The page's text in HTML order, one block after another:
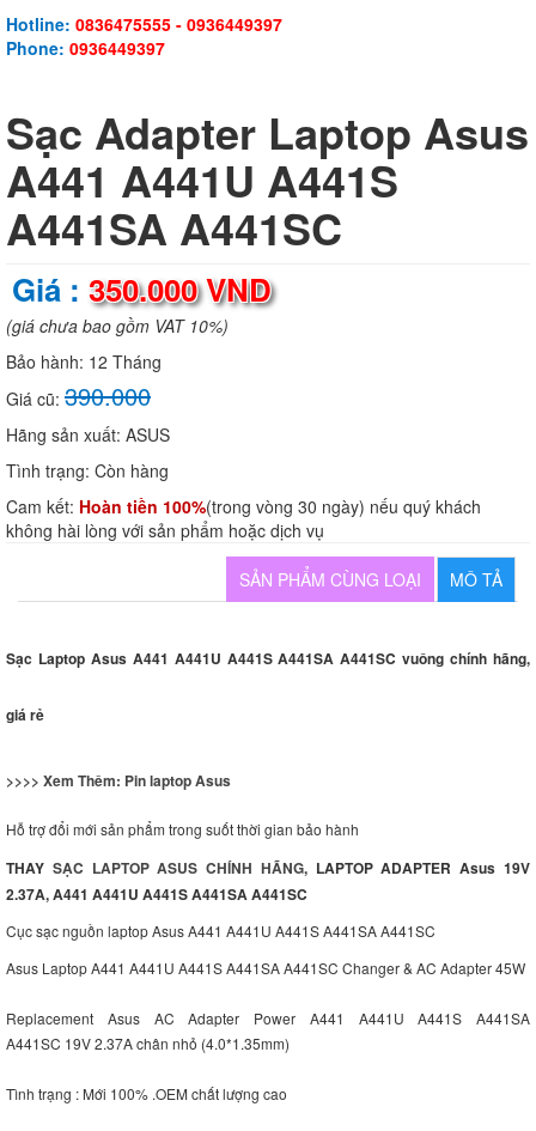
Hotline: 0836475555 - 0936449397
Phone: 0936449397
Sạc Adapter Laptop Asus
A441 A441U A441S
A441SA A441SC
Giá : 350.000 VND
(giá chưa bao gồm VAT 10%)
Bảo hành: 12 Tháng
Giá cũ: 390.000
Hãng sản xuất: ASUS
Tình trạng: Còn hàng
Cam kết: Hoàn tiền 100%(trong vòng 30 ngày) nếu quý khách
không hài lòng với sản phẩm hoặc dịch vụ
MÔ TẢ
SẢN PHẨM CÙNG LOẠI
Sạc Laptop Asus A441 A441U A441S A441SA A441SC vuông chính hãng,
giá rẻ
>>>> Xem Thêm: Pin laptop Asus
Hỗ trợ đổi mới sản phẩm trong suốt thời gian bảo hành
THAY SẠC LAPTOP ASUS CHÍNH HÃNG, LAPTOP ADAPTER Asus 19V
2.37A, A441 A441U A441S A441SA A441SC
Cục sạc nguồn laptop Asus A441 A441U A441S A441SA A441SC
Asus Laptop A441 A441U A441S A441SA A441SC Changer & AC Adapter 45W
Replacement Asus AC Adapter Power A441 A441U A441S A441SA
A441SC 19V 2.37A chân nhỏ (4.0*1.35mm)
Tình trạng : Mới 100% .OEM chất lượng cao